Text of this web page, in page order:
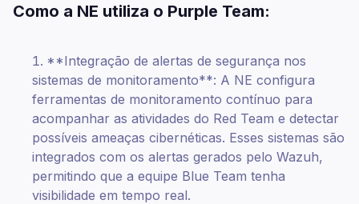
Como a NE utiliza o Purple Team:
**Integração de alertas de segurança nos
sistemas de monitoramento**: A NE configura
ferramentas de monitoramento contínuo para
acompanhar as atividades do Red Team e detectar
possíveis ameaças cibernéticas. Esses sistemas são
integrados com os alertas gerados pelo Wazuh,
permitindo que a equipe Blue Team tenha
visibilidade em tempo real.